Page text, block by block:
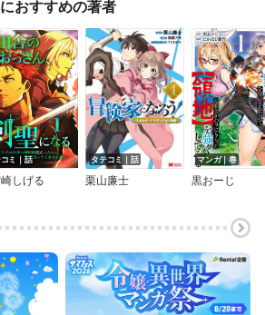
おすすめの著者
ミ｜話
しげる
タテコミ｜話
栗山廉士
マンガ｜巻
黒おーじ